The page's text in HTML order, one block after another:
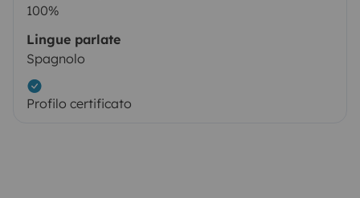
100%
Lingue parlate
Spagnolo
Profilo certificato